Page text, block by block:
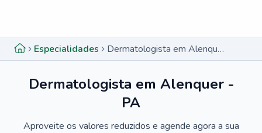
Especialidades Dermatologista em Alenquer - PA
Dermatologista em Alenquer -
PA
Aproveite os valores reduzidos e agende agora a sua